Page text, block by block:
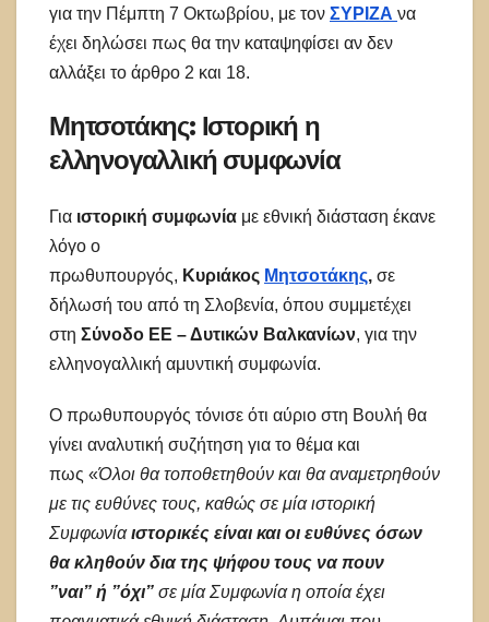
για την Πέμπτη 7 Οκτωβρίου, με τον ΣΥΡΙΖΑ να
έχει δηλώσει πως θα την καταψηφίσει αν δεν
αλλάξει το άρθρο 2 και 18.
Μητσοτάκης: Ιστορική η
ελληνογαλλική συμφωνία
Για ιστορική συμφωνία με εθνική διάσταση έκανε
λόγο ο
πρωθυπουργός, Κυριάκος Μητσοτάκης, σε
δήλωσή του από τη Σλοβενία, όπου συμμετέχει
στη Σύνοδο ΕΕ – Δυτικών Βαλκανίων, για την
ελληνογαλλική αμυντική συμφωνία.
Ο πρωθυπουργός τόνισε ότι αύριο στη Βουλή θα
γίνει αναλυτική συζήτηση για το θέμα και
πως «Όλοι θα τοποθετηθούν και θα αναμετρηθούν
με τις ευθύνες τους, καθώς σε μία ιστορική
Συμφωνίαιστορικές είναι και οι ευθύνες όσων
θα κληθούν δια της ψήφου τους να πουν
”ναι” ή ”όχι” σε μία Συμφωνία η οποία έχει